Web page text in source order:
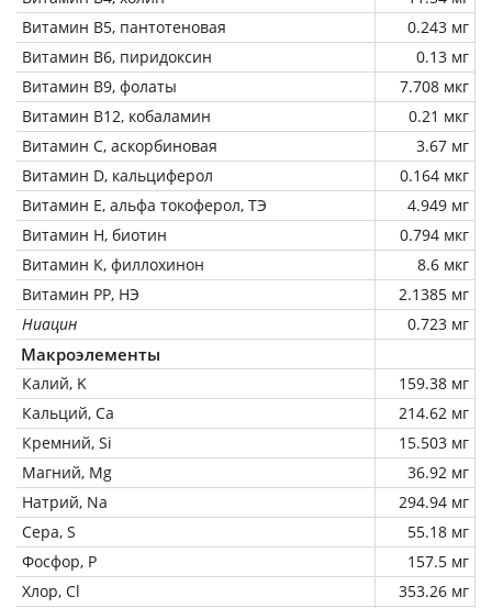
Витамин В5, пантотеновая
0.243 мг
Витамин В6, пиридоксин
0.13 мг
Витамин В9, фолаты
7.708 мкг
Витамин В12, кобаламин
0.21 мкг
Витамин C, аскорбиновая
3.67 мг
Витамин D, кальциферол
0.164 мкг
Витамин Е, альфа токоферол, ТЭ
4.949 мг
Витамин Н, биотин
0.794 мкг
Витамин К, филлохинон
8.6 мкг
Витамин РР, НЭ
2.1385 мг
Ниацин
0.723 мг
Макроэлементы
Калий, K
159.38 мг
Кальций, Ca
214.62 мг
Кремний, Si
15.503 мг
Магний, Mg
36.92 мг
Натрий, Na
294.94 мг
Сера, S
55.18 мг
Фосфор, P
157.5 мг
Хлор, Cl
353.26 мг